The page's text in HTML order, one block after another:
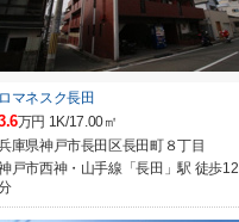
ロマネスク長田
万円 1K/17.00㎡
庫県神戸市長田区長田町８丁目
戸市西神・山手線「長田」駅 徒歩12